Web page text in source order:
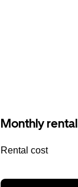
Monthly rental
Rental cost